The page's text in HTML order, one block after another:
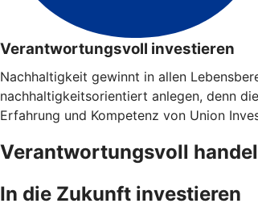
Verantwortungsvoll investieren
Nachhaltigkeit gewinnt in allen
nachhaltigkeitsorientiert anlegen, denn
Erfahrung und Kompetenz von Union
Verantwortungsvoll
In die Zukunft investieren